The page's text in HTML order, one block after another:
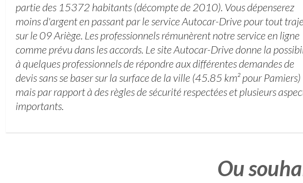
partie des 15372 habitants (décompte de 2010). Vous dépenserez
moins d'argent en passant par le service Autocar-Drive pour tout
sur le 09 Ariège. Les professionnels rémunèrent notre service en ligne
comme prévu dans les accords. Le site Autocar-Drive donne la
à quelques professionnels de répondre aux différentes demandes de
devis sans se baser sur la surface de la ville (45.85 km² pour Pamiers)
mais par rapport à des règles de sécurité respectées et plusieurs
importants.
Ou